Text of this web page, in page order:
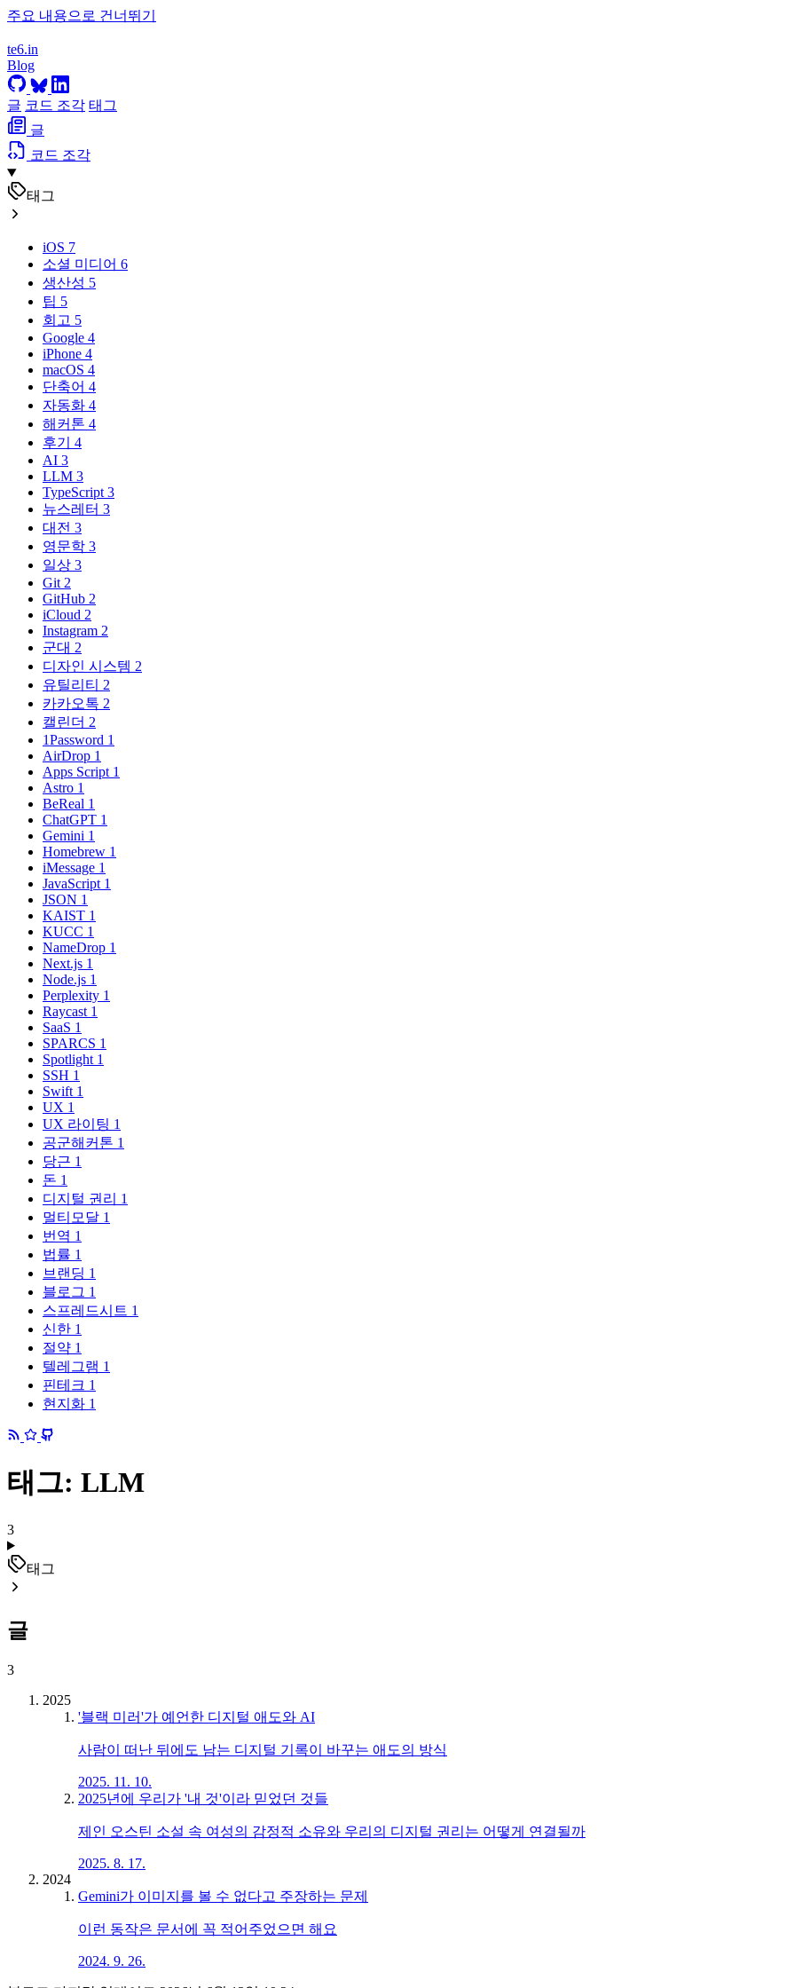
주요 내용으로 건너뛰기
te6.in
Blog
글 코드 조각 태그
글
코드 조각
태그
iOS 7
소셜 미디어 6
생산성 5
팁 5
회고 5
Google 4
iPhone 4
macOS 4
단축어 4
자동화 4
해커톤 4
후기
4
AI 3
LLM 3
TypeScript 3
뉴스레터 3
대전 3
영문학 3
일상 3
Git 2
GitHub 2
iCloud 2
Instagram 2
군대 2
디자인 시스템 2
유틸리티 2
카카오톡 2
캘린더 2
1Password 1
AirDrop 1
Apps Script 1
Astro 1
BeReal 1
ChatGPT 1
Gemini 1
Homebrew 1
iMessage 1
JavaScript 1
JSON 1
KAIST 1
KUCC 1
NameDrop 1
Next.js 1
Node.js 1
Perplexity 1
Raycast 1
SaaS 1
SPARCS 1
Spotlight 1
SSH 1
Swift 1
UX 1
UX 라이팅 1
공군해커톤 1
당근 1
돈 1
디지털 권리 1
멀티모달 1
번역 1
법률 1
브랜딩 1
블로그 1
스프레드시트 1
신한 1
절약 1
텔레그램 1
핀테크 1
현지화 1
태그: LLM
3
태그
글
3
2025
'블랙 미러'가 예언한 디지털 애도와 AI
사람이 떠난 뒤에도 남는 디지털 기록이 바꾸는 애도의 방식
2025. 11. 10.
2025년에 우리가 '내 것'이라 믿었던 것들
제인 오스틴 소설 속 여성의 감정적 소유와 우리의 디지털 권리는 어떻게 연결될까
2025. 8. 17.
2024
Gemini가 이미지를 볼 수 없다고 주장하는 문제
이런 동작은 문서에 꼭 적어주었으면 해요
2024. 9. 26.